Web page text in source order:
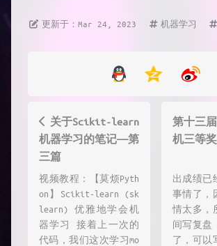
更新于：Mar 24, 2023 机器学习
关于Scikit-learn
机器学习的笔记——第
三篇
视频教程：【莫烦Pyth
on】Scikit-learn (sk
learn) 优雅地学会机
器学习 接着上一次的
代码，我们这次学习mo
第十三
机三等
出成绩已
事情了，
情太多，
间写复盘
了，可以